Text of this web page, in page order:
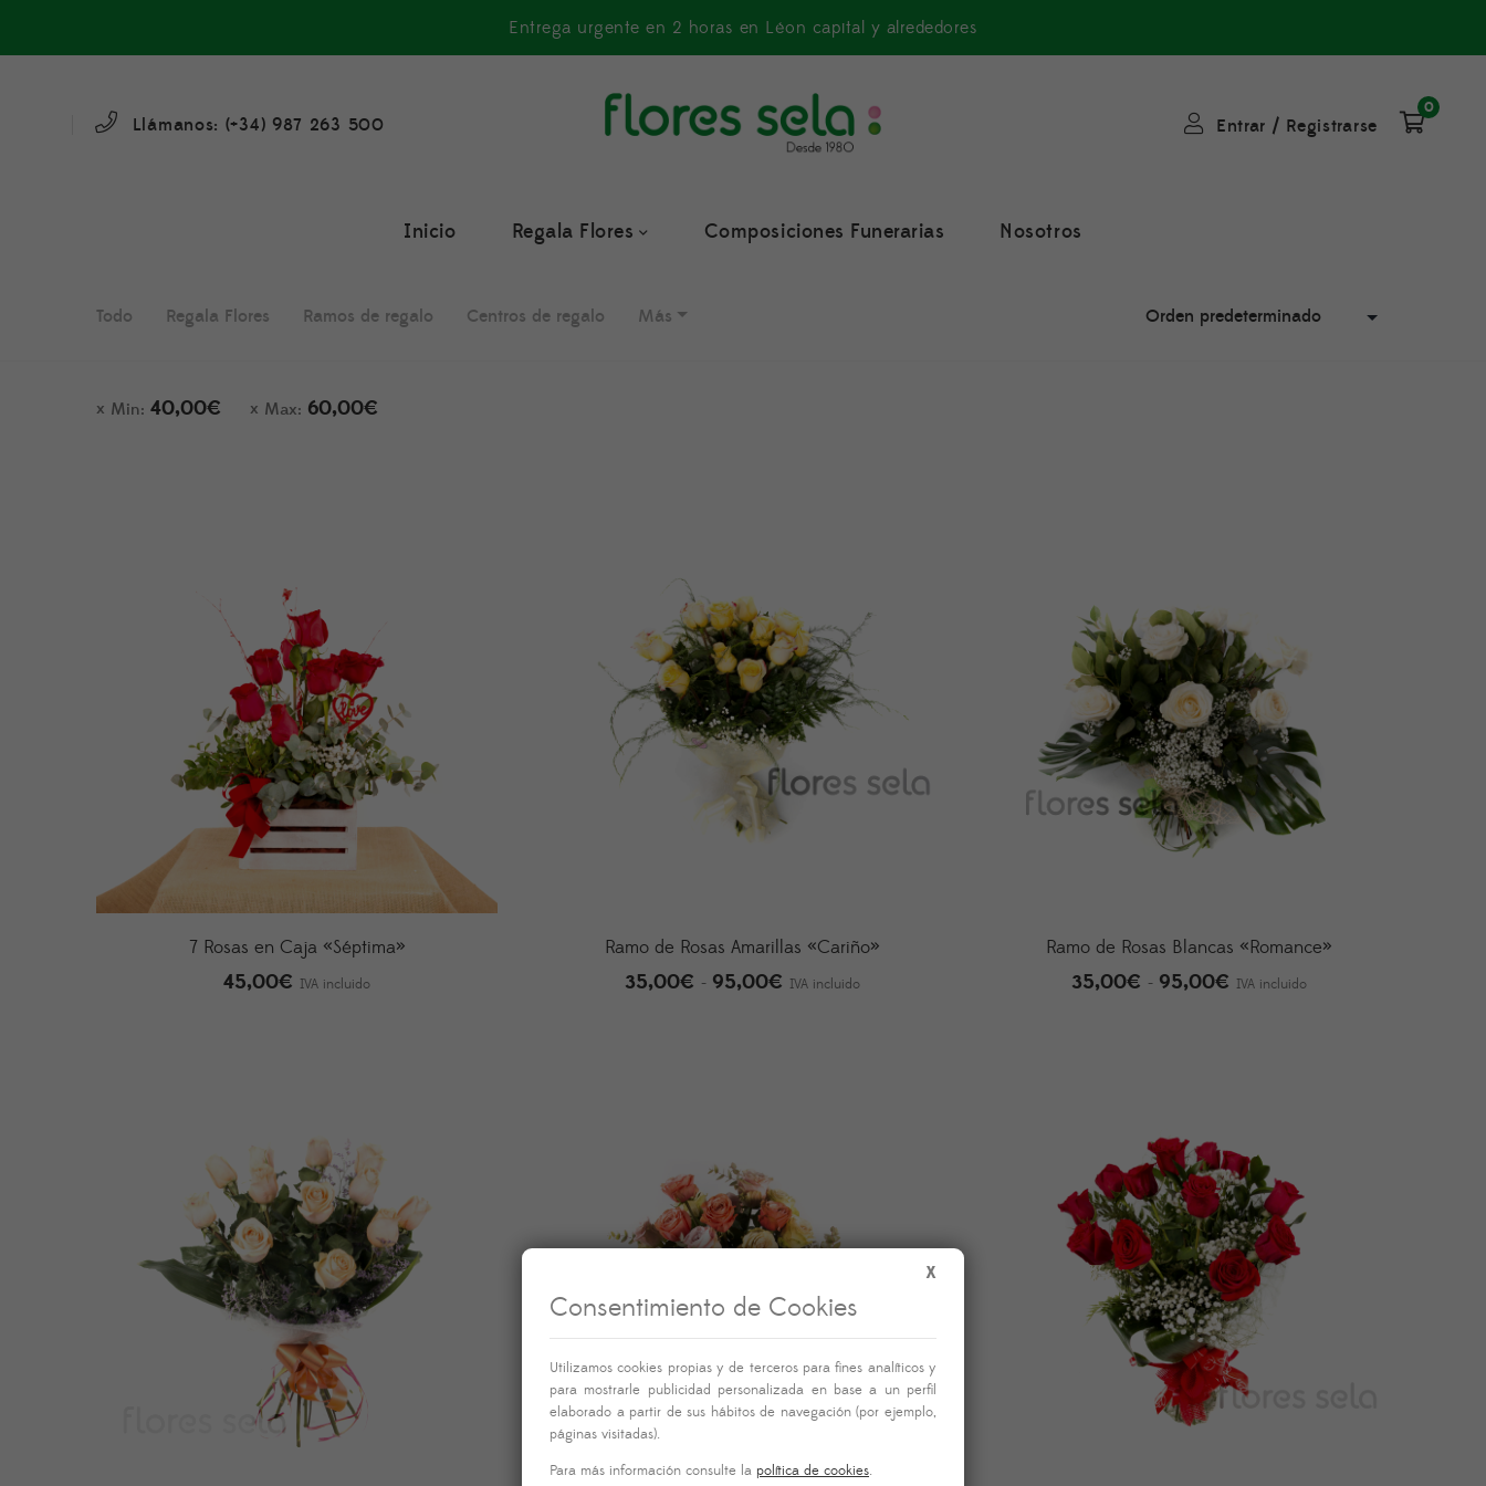
Entrega urgente en 2 horas en Léon capital y alrededores
Llámanos: (+34) 987 263 500 Entrar / Registrarse
0
Inicio Regala Flores Composiciones Funerarias Nosotros
Todo Regala Flores Ramos de regalo Centros de regalo Más
Min: 40,00€ Max: 60,00€
7 Rosas en Caja «Séptima»
45,00€ IVA incluido
Ramo de Rosas Amarillas «Cariño»
35,00€ - 95,00€ Rango
IVA incluido
Ramo de Rosas Blancas «Romance»
35,00€ - 95,00€ Rango
95,00€
IVA incluido
X
Consentimiento de Cookies
Utilizamos cookies propias y de terceros para fines analíticos y
para mostrarle publicidad personalizada en base a un perfil
elaborado a partir de sus hábitos de navegación (por ejemplo,
páginas visitadas).
Para más información consulte la política de cookies.